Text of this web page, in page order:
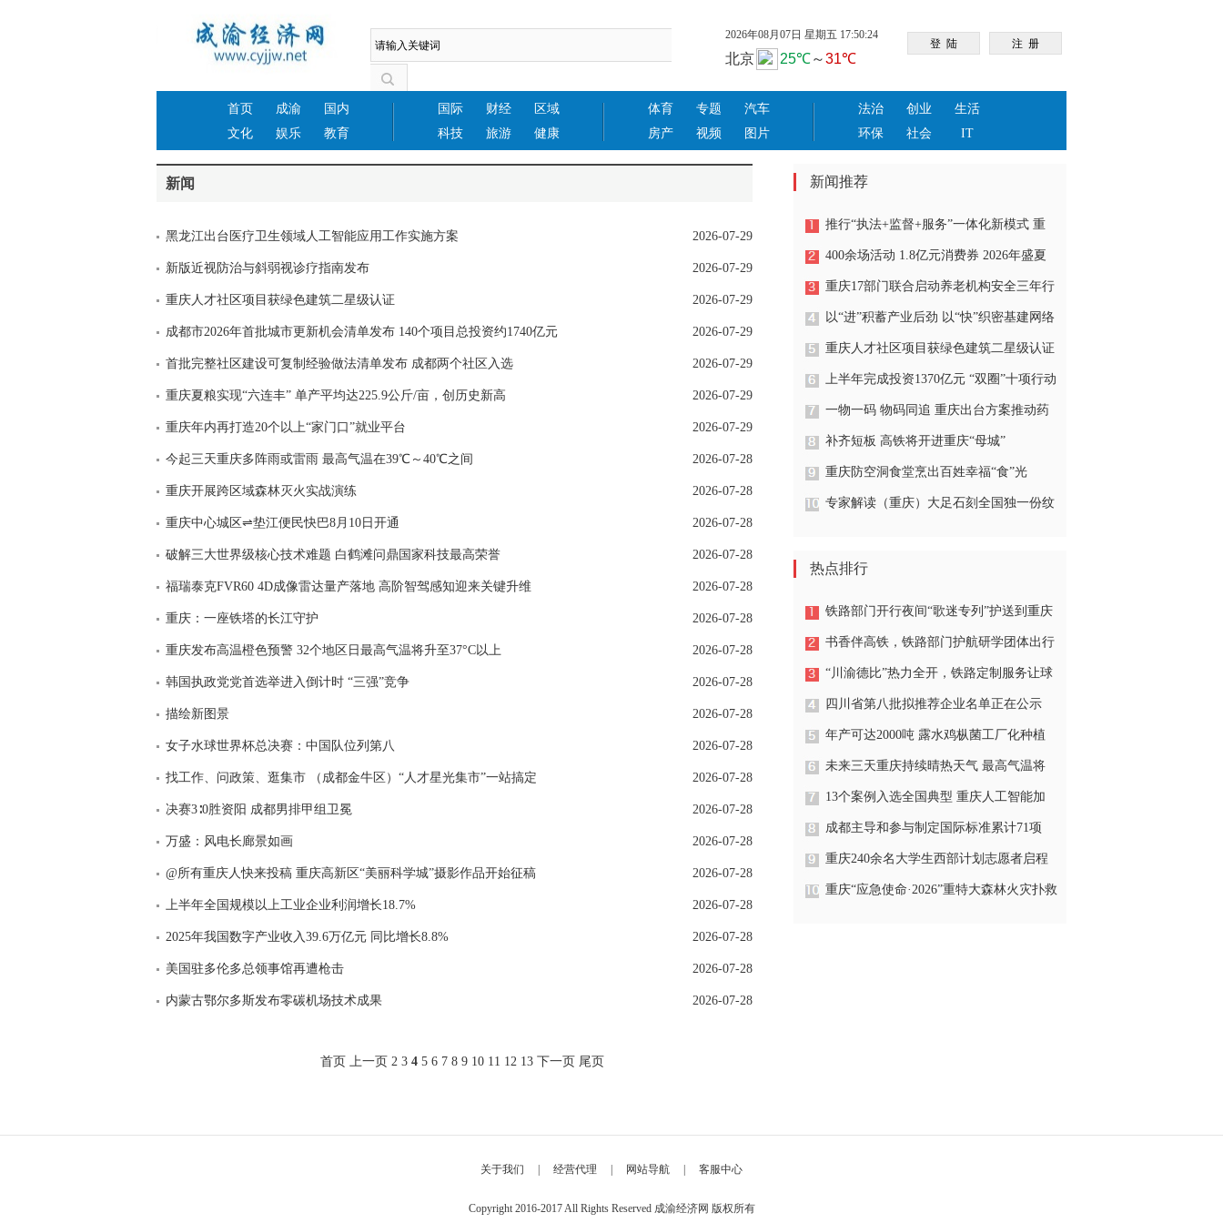
2026年08月07日 星期五 17:50:25
首页 成渝
国内
文化
娱乐 教育
国际 财经
区域
科技
旅游 健康
体育 专题
汽车
房产
视频 图片
法治 创业
生活
环保
社会 IT
新闻
2026-07-29
黑龙江出台医疗卫生领域人工智能应用工作实施方案
2026-07-29
新版近视防治与斜弱视诊疗指南发布
2026-07-29
重庆人才社区项目获绿色建筑二星级认证
2026-07-29
成都市2026年首批城市更新机会清单发布 140个项目总投资约1740亿元
2026-07-29
首批完整社区建设可复制经验做法清单发布 成都两个社区入选
2026-07-29
重庆夏粮实现“六连丰” 单产平均达225.9公斤/亩，创历史新高
2026-07-29
重庆年内再打造20个以上“家门口”就业平台
2026-07-28
今起三天重庆多阵雨或雷雨 最高气温在39℃～40℃之间
2026-07-28
重庆开展跨区域森林灭火实战演练
2026-07-28
重庆中心城区⇌垫江便民快巴8月10日开通
2026-07-28
破解三大世界级核心技术难题 白鹤滩问鼎国家科技最高荣誉
2026-07-28
福瑞泰克FVR60 4D成像雷达量产落地 高阶智驾感知迎来关键升维
2026-07-28
重庆：一座铁塔的长江守护
2026-07-28
重庆发布高温橙色预警 32个地区日最高气温将升至37°C以上
2026-07-28
韩国执政党党首选举进入倒计时 “三强”竞争
2026-07-28
描绘新图景
2026-07-28
女子水球世界杯总决赛：中国队位列第八
2026-07-28
找工作、问政策、逛集市 （成都金牛区）“人才星光集市”一站搞定
2026-07-28
决赛3∶0胜资阳 成都男排甲组卫冕
2026-07-28
万盛：风电长廊景如画
2026-07-28
@所有重庆人快来投稿 重庆高新区“美丽科学城”摄影作品开始征稿
2026-07-28
上半年全国规模以上工业企业利润增长18.7%
2026-07-28
2025年我国数字产业收入39.6万亿元 同比增长8.8%
2026-07-28
美国驻多伦多总领事馆再遭枪击
2026-07-28
内蒙古鄂尔多斯发布零碳机场技术成果
首页 上一页 2 3 4 5 6 7 8 9 10 11 12 13 下一页 尾页
新闻推荐
推行“执法+监督+服务”一体化新模式 重
庆“生态蓝”守护巴山渝水生态底色
400余场活动 1.8亿元消费券 2026年盛夏
消费季启幕
重庆17部门联合启动养老机构安全三年行
动
以“进”积蓄产业后劲 以“快”织密基建网络
以“实”夯实民生福祉 上半年重庆市级重点
项目完成投资超2500亿元
重庆人才社区项目获绿色建筑二星级认证
上半年完成投资1370亿元 “双圈”十项行动
年度重大项目实现双过半
一物一码 物码同追 重庆出台方案推动药
品经营使用环节全品种追溯体系建设
补齐短板 高铁将开进重庆“母城”
重庆防空洞食堂烹出百姓幸福“食”光
专家解读（重庆）大足石刻全国独一份纹
密码
热点排行
铁路部门开行夜间“歌迷专列”护送到重庆
听演唱会市民返蓉
书香伴高铁，铁路部门护航研学团体出行
之路
“川渝德比”热力全开，铁路定制服务让球
迷安心出行观赛
四川省第八批拟推荐企业名单正在公示
成都专精特新“小巨人”企业将扩容
年产可达2000吨 露水鸡枞菌工厂化种植
二期动工
未来三天重庆持续晴热天气 最高气温将
达39℃
13个案例入选全国典型 重庆人工智能加
速突破
成都主导和参与制定国际标准累计71项
重庆240余名大学生西部计划志愿者启程
援疆
重庆“应急使命·2026”重特大森林火灾扑救
关于我们 经营代理 网站导航 客服中心
Copyright 2016-2017 All Rights Reserved 成渝经济网 版权所有